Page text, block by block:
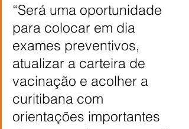
“Será uma oportunidade
para colocar em dia
exames preventivos,
atualizar a carteira de
vacinação e acolher a
curitibana com
orientações importantes